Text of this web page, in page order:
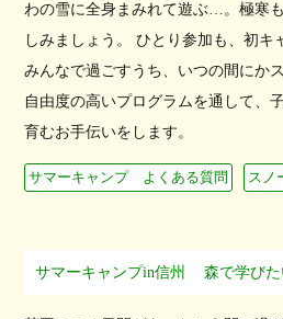
わの雪に全身まみれて遊ぶ…。極寒
しみましょう。 ひとり参加も、初キ
みんなで過ごすうち、いつの間にか
自由度の高いプログラムを通して、
育むお手伝いをします。
サマーキャンプ よくある質問 スノ
サマーキャンプin信州 森で学び